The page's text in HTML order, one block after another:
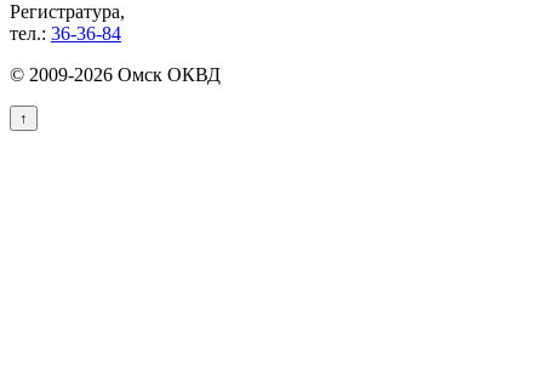
Регистратура,
тел.: 36-36-84
© 2009-2026 Омск ОКВД
↑